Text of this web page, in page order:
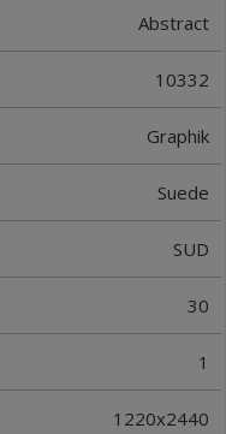
Abstract
10332
Graphik
Suede
SUD
30
1
1220x2440